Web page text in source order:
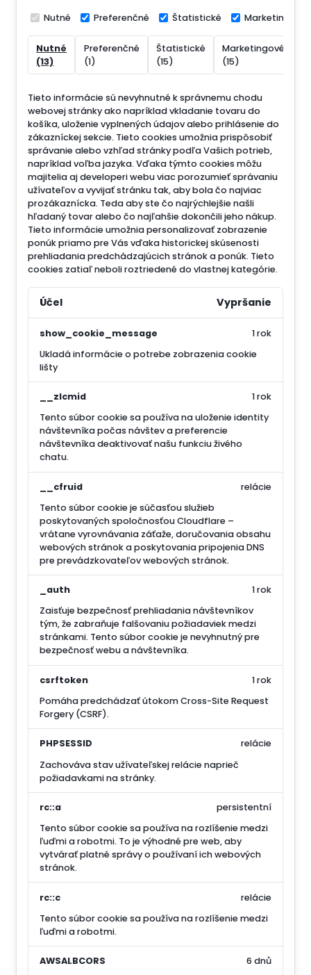
Nutné Preferenčné Štatistické Marketingové
Nutné
(13)
Preferenčné
(1)
Štatistické
(15)
Marketingové
(15)
Tieto informácie sú nevyhnutné k správnemu chodu
webovej stránky ako napríklad vkladanie tovaru do
košíka, uloženie vyplnených údajov alebo prihlásenie do
zákazníckej sekcie. Tieto cookies umožnia prispôsobiť
správanie alebo vzhľad stránky podľa Vašich potrieb,
napríklad voľba jazyka. Vďaka týmto cookies môžu
majitelia aj developeri webu viac porozumieť správaniu
užívateľov a vyvijať stránku tak, aby bola čo najviac
prozákaznícka. Teda aby ste čo najrýchlejšie našli
hľadaný tovar alebo čo najľahšie dokončili jeho nákup.
Tieto informácie umožnia personalizovať zobrazenie
ponúk priamo pre Vás vďaka historickej skúsenosti
prehliadania predchádzajúcich stránok a ponúk. Tieto
cookies zatiaľ neboli roztriedené do vlastnej kategórie.
Účel Vypršanie
show_cookie_message
Ukladá informácie o potrebe zobrazenia cookie
lišty
1 rok
__zlcmid
Tento súbor cookie sa používa na uloženie identity
návštevníka počas návštev a preferencie
návštevníka deaktivovať našu funkciu živého
chatu.
1 rok
__cfruid
Tento súbor cookie je súčasťou služieb
poskytovaných spoločnosťou Cloudflare –
vrátane vyrovnávania záťaže, doručovania obsahu
webových stránok a poskytovania pripojenia DNS
pre prevádzkovateľov webových stránok.
relácie
_auth
Zaisťuje bezpečnosť prehliadania návštevníkov
tým, že zabraňuje falšovaniu požiadaviek medzi
stránkami. Tento súbor cookie je nevyhnutný pre
bezpečnosť webu a návštevníka.
1 rok
csrftoken
Pomáha predchádzať útokom Cross-Site Request
Forgery (CSRF).
1 rok
PHPSESSID
Zachováva stav užívateľskej relácie naprieč
požiadavkami na stránky.
relácie
rc::a
Tento súbor cookie sa používa na rozlíšenie medzi
ľuďmi a robotmi. To je výhodné pre web, aby
vytvárať platné správy o používaní ich webových
stránok.
persistentní
rc::c
Tento súbor cookie sa používa na rozlíšenie medzi
ľuďmi a robotmi.
relácie
AWSALBCORS
6 dnů